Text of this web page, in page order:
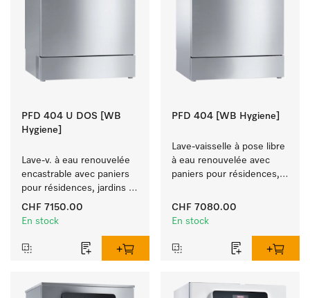
PFD 404 U DOS [WB
Hygiene]
Lave-v. à eau renouvelée
encastrable avec paniers
pour résidences, jardins
d'enfants et espaces à
exigence d'hygiène.
CHF 7150.00
En stock
PFD 404 [WB Hygiene]
Lave-vaisselle à pose libre
à eau renouvelée avec
paniers pour résidences,
espaces à exigence
d'hygiène.
CHF 7080.00
En stock